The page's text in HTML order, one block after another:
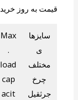
قیمت به روز خرید
سایزها
ی
مختلف
چرخ
جرثقیل
Max
.
load
cap
acit